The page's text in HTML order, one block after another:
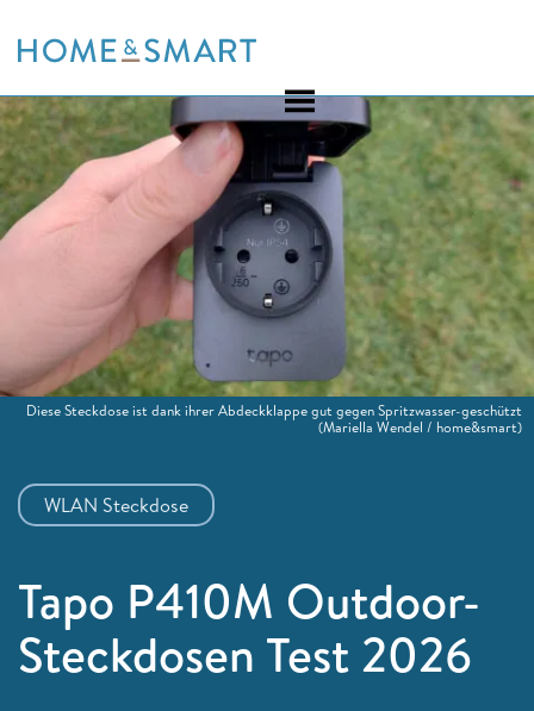
to
WLAN Steckdose
Tapo P410M Outdoor-
Steckdosen Test 2026
Diese Steckdose ist dank ihrer Abdeckklappe gut gegen Spritzwasser-geschützt
(Mariella Wendel / home&smart)